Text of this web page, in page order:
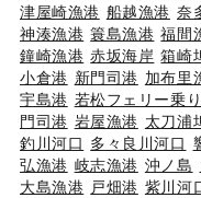
津屋崎漁港 船越漁港 奈
神湊漁港 簑島漁港 福間
鐘崎漁港 赤坂海岸 箱崎
小倉港 新門司港 加布里
宇島港 若松フェリー乗
門司港 岩屋漁港 太刀浦
釣川河口 多々良川河口
弘漁港 岐志漁港 沖ノ島
大島漁港 戸畑港 紫川河